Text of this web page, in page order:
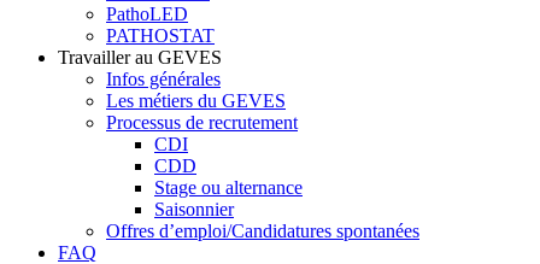
PathoLED
PATHOSTAT
Travailler au GEVES
Infos générales
Les métiers du GEVES
Processus de recrutement
CDI
CDD
Stage ou alternance
Saisonnier
Offres d’emploi/Candidatures spontanées
FAQ